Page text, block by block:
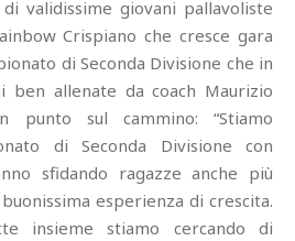
validissime giovani pallavoliste
Crispiano che cresce gara
di Seconda Divisione che in
ben allenate da coach Maurizio
punto sul cammino: “Stiamo
di Seconda Divisione con
sfidando ragazze anche più
esperienza di crescita.
insieme stiamo cercando di